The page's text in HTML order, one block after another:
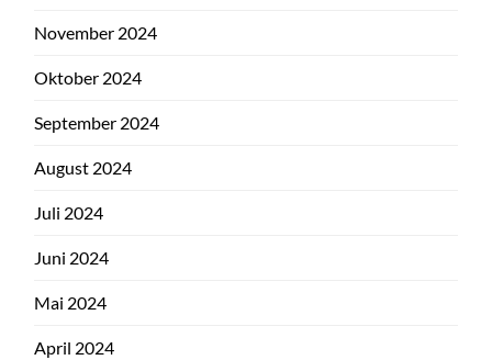
November 2024
Oktober 2024
September 2024
August 2024
Juli 2024
Juni 2024
Mai 2024
April 2024